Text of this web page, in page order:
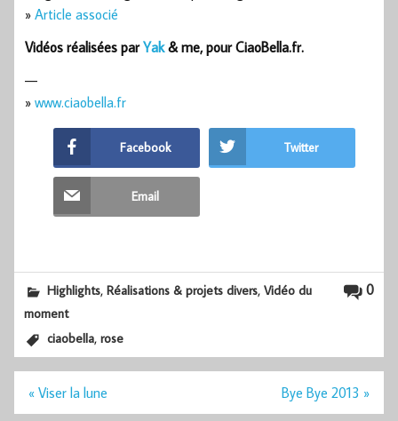
» Article associé
Vidéos réalisées parYak& me, pour CiaoBella.fr.
—
» www.ciaobella.fr
Facebook Twitter
Email
0
Highlights,Réalisations & projets divers,Vidéo du
moment
ciaobella,rose
Navigation
« Viser la lune Bye Bye 2013 »